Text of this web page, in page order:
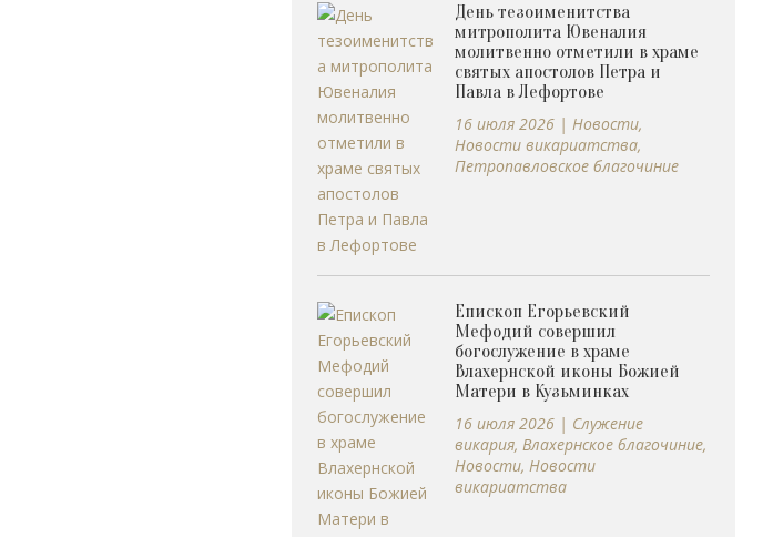
День тезоименитства
митрополита Ювеналия
молитвенно отметили в храме
святых апостолов Петра и
Павла в Лефортове
16 июля 2026 |Новости,
Новости викариатства,
Петропавловское благочиние
Епископ Егорьевский
Мефодий совершил
богослужение в храме
Влахернской иконы Божией
Матери в Кузьминках
16 июля 2026 | Cлужение
викария,Влахернское благочиние,
Новости,Новости
викариатства